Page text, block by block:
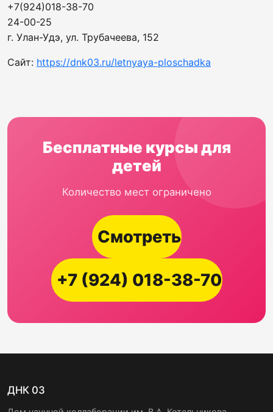
+7(924)018-38-70
24-00-25
г. Улан-Удэ, ул. Трубачеева, 152
Сайт: https://dnk03.ru/letnyaya-ploschadka
Бесплатные курсы для
детей
Количество мест ограничено
Смотреть
+7 (924) 018-38-70
ДНК 03